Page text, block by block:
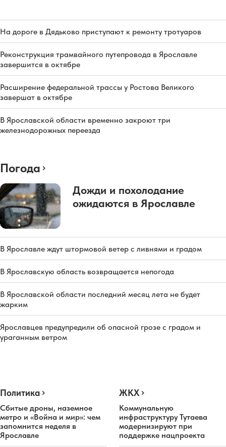
На дороге в Дядьково приступают к ремонту тротуаров
Реконструкция трамвайного путепровода в Ярославле
завершится в октябре
Расширение федеральной трассы у Ростова Великого
завершат в октябре
В Ярославской области временно закроют три
железнодорожных переезда
Погода
Дожди и похолодание
ожидаются в Ярославле
В Ярославле ждут штормовой ветер с ливнями и градом
В Ярославскую область возвращается непогода
В Ярославской области последний месяц лета не будет
жарким
Ярославцев предупредили об опасной грозе с градом и
ураганным ветром
Политика
Сбитые дроны, наземное
метро и «Война и мир»: чем
запомнится неделя в
Ярославле
ЖКХ
Коммунальную
инфраструктуру Тутаева
модернизируют при
поддержке нацпроекта